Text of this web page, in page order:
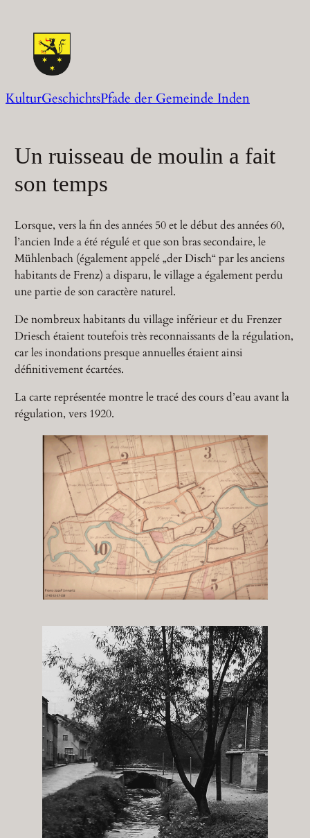
Inhalt
springen
KulturGeschichtsPfade der Gemeinde Inden
Un ruisseau de moulin a fait
son temps
Lorsque, vers la fin des années 50 et le début des années 60,
l’ancien Inde a été régulé et que son bras secondaire, le
Mühlenbach (également appelé „der Disch“ par les anciens
habitants de Frenz) a disparu, le village a également perdu
une partie de son caractère naturel.
De nombreux habitants du village inférieur et du Frenzer
Driesch étaient toutefois très reconnaissants de la régulation,
car les inondations presque annuelles étaient ainsi
définitivement écartées.
La carte représentée montre le tracé des cours d’eau avant la
régulation, vers 1920.